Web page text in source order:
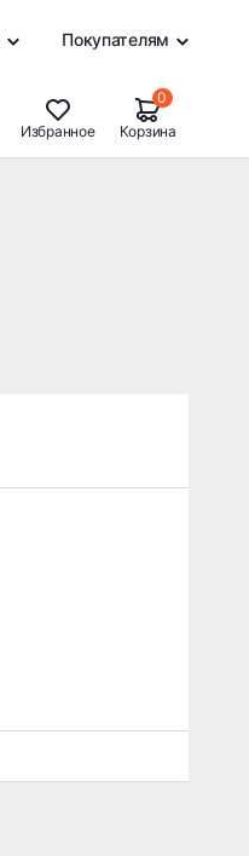
Покупателям
Избранное
0
Корзина